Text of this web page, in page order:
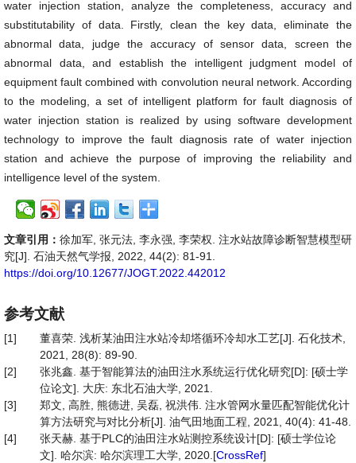
water injection station, analyze the completeness, accuracy and
substitutability of data. Firstly, clean the key data, eliminate the
abnormal data, judge the accuracy of sensor data, screen the
abnormal data, and establish the intelligent judgment model of
equipment fault combined with convolution neural network. According
to the modeling, a set of intelligent platform for fault diagnosis of
water injection station is realized by using software development
technology to improve the fault diagnosis rate of water injection
station and achieve the purpose of improving the reliability and
intelligence level of the system.
文章引用： 徐加军, 张元法, 李永强, 李荣权. 注水站故障诊断智慧模型研
究[J]. 石油天然气学报, 2022, 44(2): 81-91.
https://doi.org/10.12677/JOGT.2022.442012
参考文献
[1]
董喜荣. 浅析某油田注水站冷却塔循环冷却水工艺[J]. 石化技术,
2021, 28(8): 89-90.
[2]
张兆鑫. 基于智能算法的油田注水系统运行优化研究[D]: [硕士学
位论文]. 大庆: 东北石油大学, 2021.
[3]
郑文, 高胜, 熊德进, 吴磊, 祝洪伟. 注水管网水量匹配智能优化计
算方法研究与对比分析[J]. 油气田地面工程, 2021, 40(4): 41-48.
[4]
张天赫. 基于PLC的油田注水站测控系统设计[D]: [硕士学位论
文]. 哈尔滨: 哈尔滨理工大学, 2020.[CrossRef]